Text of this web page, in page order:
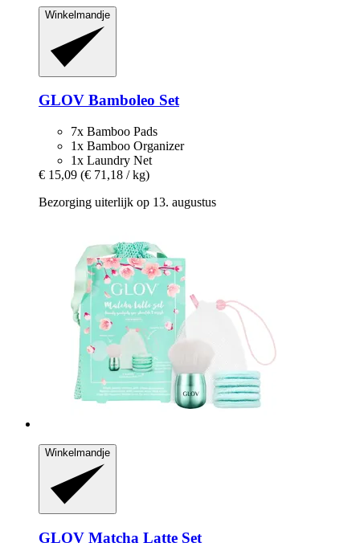
Winkelmandje
GLOV Bamboleo Set
7x Bamboo Pads
1x Bamboo Organizer
1x Laundry Net
€ 15,09 (€ 71,18 / kg)
Bezorging uiterlijk op 13. augustus
Winkelmandje
GLOV Matcha Latte Set